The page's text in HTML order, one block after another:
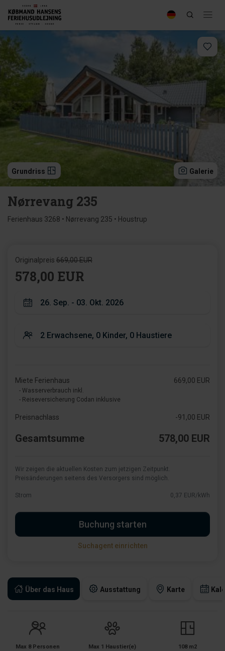
Grundriss Galerie
Nørrevang 235
Ferienhaus 3268 • Nørrevang 235 • Houstrup
Über das Haus Ausstattung Karte
Max 8 Personen Max 1 Haustier(e) 108 m2
Originalpreis 669,00 EUR
578,00 EUR
Miete Ferienhaus
- Wasserverbrauch inkl.
- Reiseversicherung Codan inklusive
669,00 EUR
Preisnachlass -91,00 EUR
Gesamtsumme 578,00 EUR
Wir zeigen die aktuellen Kosten zum jetzigen Zeitpunkt.
Preisänderungen seitens des Versorgers sind möglich.
Strom 0,37 EUR/kWh
Buchung starten
Suchagent einrichten